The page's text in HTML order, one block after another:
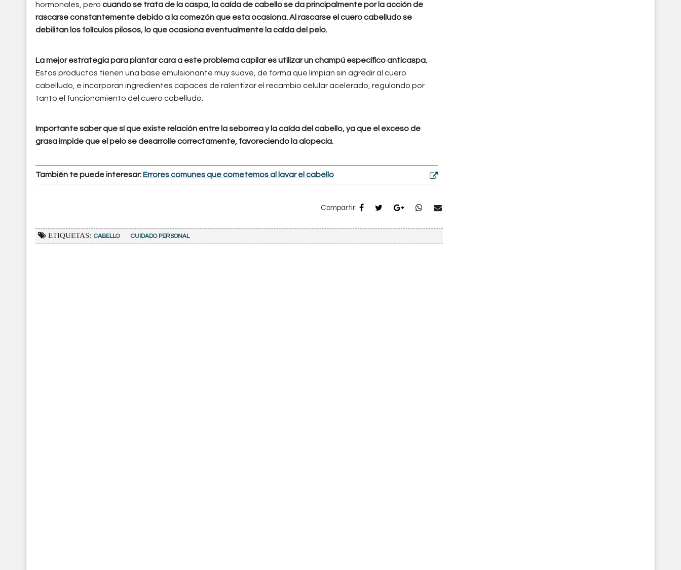
hormonales, pero cuando se trata de la caspa, la caída de cabello se da principalmente por la acción de
rascarse constantemente debido a la comezón que esta ocasiona. Al rascarse el cuero cabelludo se
debilitan los folículos pilosos, lo que ocasiona eventualmente la caída del pelo.
La mejor estrategia para plantar cara a este problema capilar es utilizar un champú específico anticaspa.
Estos productos tienen una base emulsionante muy suave, de forma que limpian sin agredir al cuero
cabelludo, e incorporan ingredientes capaces de ralentizar el recambio celular acelerado, regulando por
tanto el funcionamiento del cuero cabelludo.
Importante saber que sí que existe relación entre la seborrea y la caída del cabello, ya que el exceso de
grasa impide que el pelo se desarrolle correctamente, favoreciendo la alopecia.
También te puede interesar: Errores comunes que cometemos al lavar el cabello
Compartir:
ETIQUETAS: CABELLO CUIDADO PERSONAL